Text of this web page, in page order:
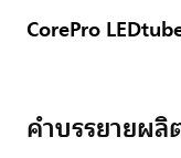
CorePro
คำบรรยายผ